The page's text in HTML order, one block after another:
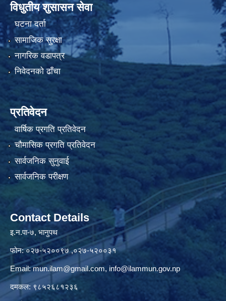
विधुतीय शुसासन सेवा
घटना दर्ता
सामाजिक सुरक्षा
नागरिक वडापत्र
निवेदनको ढाँचा
प्रतिवेदन
वार्षिक प्रगति प्रतिवेदन
चौमासिक प्रगति प्रतिवेदन
सार्वजनिक सुनुवाई
सार्वजनिक परीक्षण
Contact Details
इ.न.पा-७, भानुपथ
फोन: ०२७-५२००९७ ,०२७-५२००३१
Email:mun.ilam@gmail.com, info@ilammun.gov.np
दमकल: ९८५२६८१२३६